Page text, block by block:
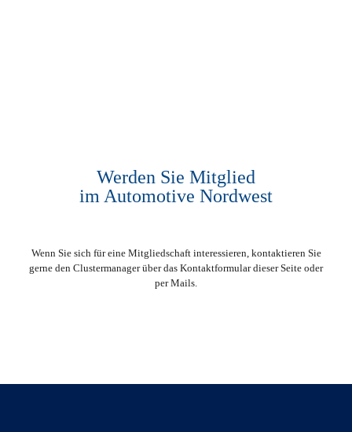
Werden Sie Mitglied
im Automotive Nordwest
Wenn Sie sich für eine Mitgliedschaft interessieren, kontaktieren Sie
gerne den Clustermanager über das Kontaktformular dieser Seite oder
per Mails.